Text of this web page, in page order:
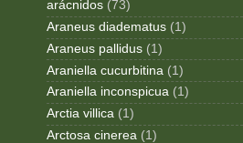
arácnidos (73)
Araneus diadematus (1)
Araneus pallidus (1)
Araniella cucurbitina (1)
Araniella inconspicua (1)
Arctia villica (1)
Arctosa cinerea (1)